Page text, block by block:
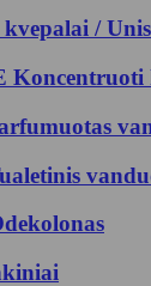
/
Koncentruoti